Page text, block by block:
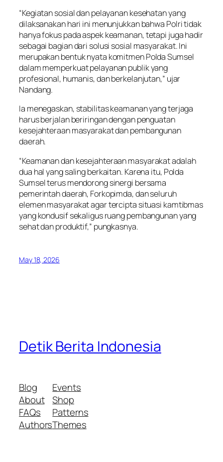
“Kegiatan sosial dan pelayanan kesehatan yang
dilaksanakan hari ini menunjukkan bahwa Polri tidak
hanya fokus pada aspek keamanan, tetapi juga hadir
sebagai bagian dari solusi sosial masyarakat. Ini
merupakan bentuk nyata komitmen Polda Sumsel
dalam memperkuat pelayanan publik yang
profesional, humanis, dan berkelanjutan,” ujar
Nandang.
Ia menegaskan, stabilitas keamanan yang terjaga
harus berjalan beriringan dengan penguatan
kesejahteraan masyarakat dan pembangunan
daerah.
“Keamanan dan kesejahteraan masyarakat adalah
dua hal yang saling berkaitan. Karena itu, Polda
Sumsel terus mendorong sinergi bersama
pemerintah daerah, Forkopimda, dan seluruh
elemen masyarakat agar tercipta situasi kamtibmas
yang kondusif sekaligus ruang pembangunan yang
sehat dan produktif,” pungkasnya.
May 18, 2026
Detik Berita Indonesia
Blog
About
FAQs
Authors
Events
Shop
Patterns
Themes